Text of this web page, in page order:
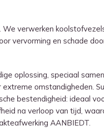
verwerken
vervorming en schade
oplossing, speciaal
omstandigheden.
bestendigheid: ideaal
na verloop van tijd,
AANBIEDT.